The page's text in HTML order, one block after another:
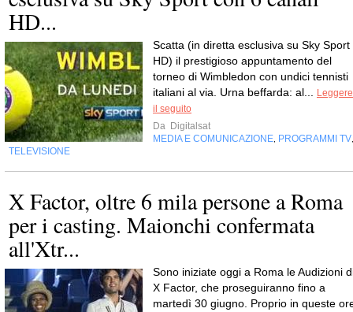
HD...
Scatta (in diretta esclusiva su Sky Sport
HD) il prestigioso appuntamento del
torneo di Wimbledon con undici tennisti
italiani al via. Urna beffarda: al...
Leggere
il seguito
Da Digitalsat
MEDIA E COMUNICAZIONE PROGRAMMI TV
TELEVISIONE
X Factor, oltre 6 mila persone a Roma
per i casting. Maionchi confermata
all'Xtr...
Sono iniziate oggi a Roma le Audizioni
X Factor, che proseguiranno fino a
martedì 30 giugno. Proprio in queste